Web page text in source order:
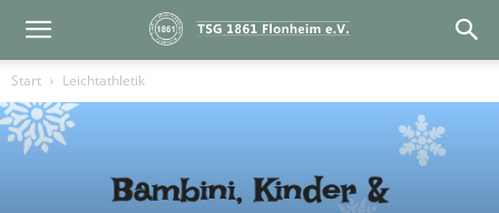
Start Leichtathletik